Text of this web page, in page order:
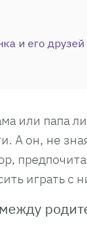
и его
или папа
А он, не
играть с